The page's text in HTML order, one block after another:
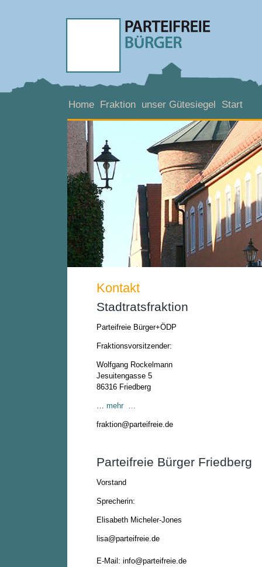
Home Fraktion unser Gütesiegel Start
Kontakt
Stadtratsfraktion
Parteifreie Bürger+ÖDP
Fraktionsvorsitzender:
Wolfgang Rockelmann
Jesuitengasse 5
86316 Friedberg
… mehr …
fraktion@parteifreie.de
Parteifreie Bürger Friedberg
Vorstand
Sprecherin:
Elisabeth Micheler-Jones
lisa@parteifreie.de
E-Mail: info@parteifreie.de